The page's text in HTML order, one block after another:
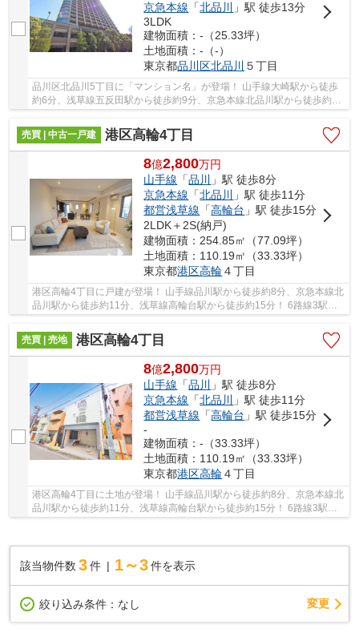
京急本線 「北品川
」駅 徒歩13分
3LDK
建物面積：-（25.33坪）
土地面積：-（-）
東京都品川区北品川 ５丁目
品川区北品川5丁目に「マンション名」が登場！ 山手線大崎駅から徒歩
約6分、浅草線五反田駅から徒歩約9分、京急本線北品川駅から徒歩約13
売買 | 中古一戸建
港区高輪4丁目
8億2,800万円
山手線 「品川
」駅 徒歩8分
京急本線 「北品川
」駅 徒歩11分
都営浅草線 「高輪台 」駅 徒歩15分
2LDK＋2S(納戸)
建物面積：254.85㎡（77.09坪）
土地面積：110.19㎡（33.33坪）
東京都港区高輪 ４丁目
港区高輪4丁目に戸建が登場！ 山手線品川駅から徒歩約8分、京急本線北
品川駅から徒歩約11分、浅草線高輪台駅から徒歩約15分！ 6路線3駅利
売買 | 売地
港区高輪4丁目
8億2,800万円
山手線 「品川
」駅 徒歩8分
京急本線 「北品川
」駅 徒歩11分
都営浅草線 「高輪台 」駅 徒歩15分
-
建物面積：-（33.33坪）
土地面積：110.19㎡（33.33坪）
東京都港区高輪 ４丁目
港区高輪4丁目に土地が登場！ 山手線品川駅から徒歩約8分、京急本線北
品川駅から徒歩約11分、浅草線高輪台駅から徒歩約15分！ 6路線3駅利
該当物件数 3件 1～3 件を表示
絞り込み条件： なし 変更